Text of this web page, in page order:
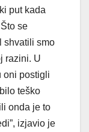
put kada
se
shvatili smo
razini. U
oni postigli
teško
onda je to
izjavio je